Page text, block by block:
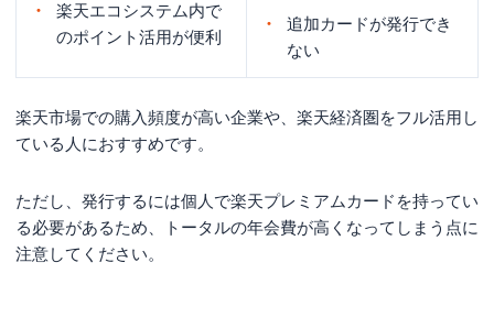
楽天エコシステム内で
のポイント活用が便利
追加カードが発行でき
ない
楽天市場での購入頻度が高い企業や、楽天経済圏をフル活用し
ている人におすすめです。
ただし、発行するには個人で楽天プレミアムカードを持ってい
る必要があるため、トータルの年会費が高くなってしまう点に
注意してください。